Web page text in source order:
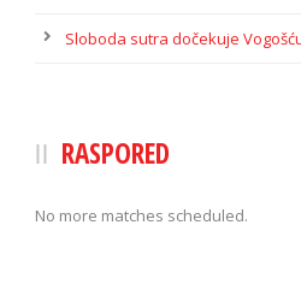
Sloboda sutra dočekuje
RASPORED
No more matches scheduled.